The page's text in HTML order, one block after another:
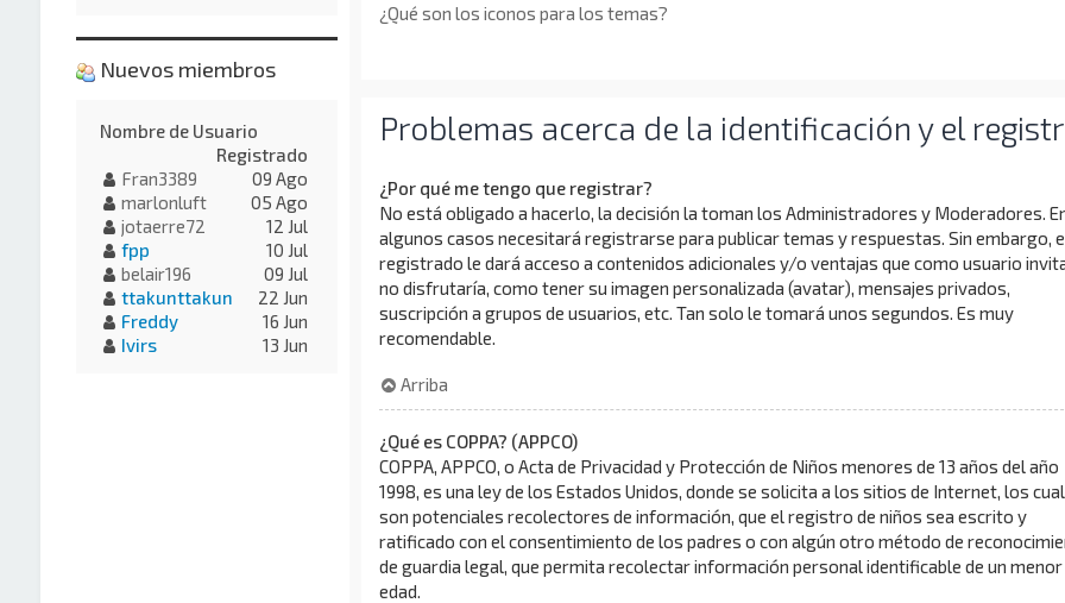
¿Qué son los iconos para los temas?
Problemas acerca de la identificación y el
¿Por qué me tengo que registrar?
No está obligado a hacerlo, la decisión la toman los Administradores y Moderadores.
algunos casos necesitará registrarse para publicar temas y respuestas. Sin embargo,
registrado le dará acceso a contenidos adicionales y/o ventajas que como usuario
no disfrutaría, como tener su imagen personalizada (avatar), mensajes privados,
suscripción a grupos de usuarios, etc. Tan solo le tomará unos segundos. Es muy
recomendable.
Arriba
¿Qué es COPPA? (APPCO)
COPPA, APPCO, o Acta de Privacidad y Protección de Niños menores de 13 años del año
1998, es una ley de los Estados Unidos, donde se solicita a los sitios de Internet, los
son potenciales recolectores de información, que el registro de niños sea escrito y
ratificado con el consentimiento de los padres o con algún otro método de
de guardia legal, que permita recolectar información personal identificable de un menor
edad.
Nuevos miembros
Nombre de Usuario
Registrado
Fran3389
09 Ago
marlonluft
05 Ago
jotaerre72
12 Jul
fpp
10 Jul
belair196
09 Jul
ttakunttakun
22 Jun
Freddy
16 Jun
Ivirs
13 Jun